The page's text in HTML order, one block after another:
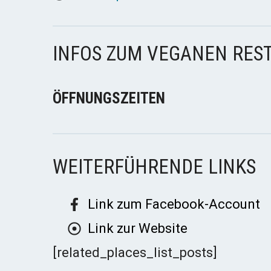
INFOS ZUM VEGANEN
ÖFFNUNGSZEITEN
WEITERFÜHRENDE LINKS
Link zum Facebook-Account
Link zur Website
[related_places_list_posts]